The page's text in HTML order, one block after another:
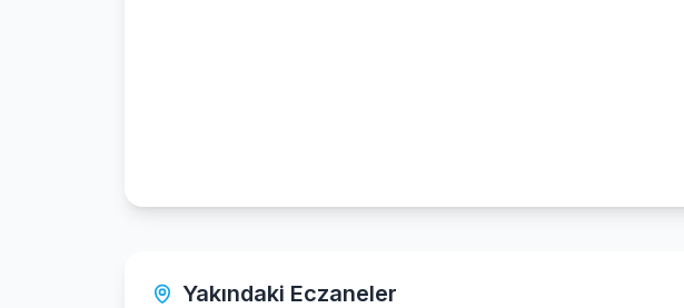
Yakındaki Eczaneler